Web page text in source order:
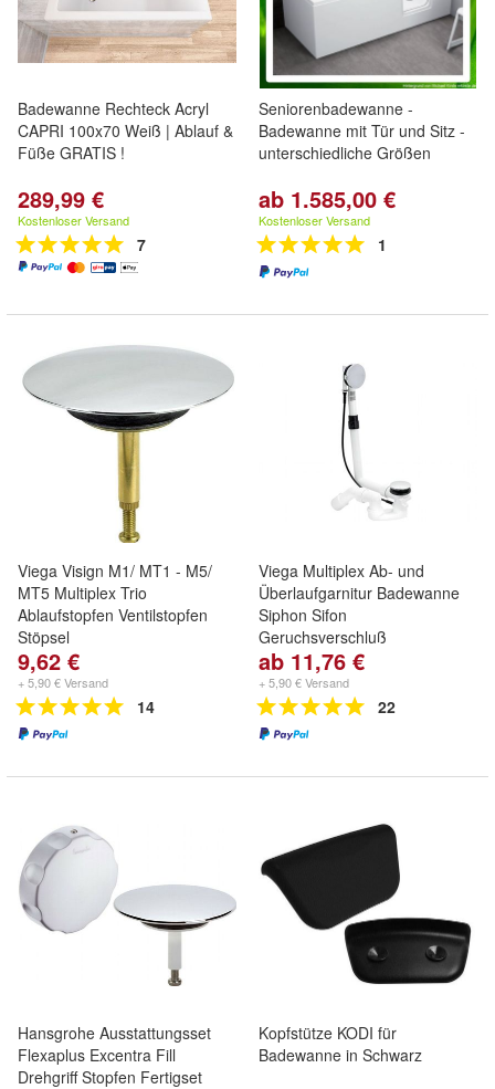
Badewanne Rechteck Acryl
CAPRI 100x70 Weiß | Ablauf &
Füße GRATIS !
289,99 €
Kostenloser Versand
7
Seniorenbadewanne -
Badewanne mit Tür und Sitz -
unterschiedliche Größen
ab 1.585,00 €
Kostenloser Versand
1
Viega Visign M1/ MT1 - M5/
MT5 Multiplex Trio
Ablaufstopfen Ventilstopfen
Stöpsel
9,62 €
+ 5,90 € Versand
14
Viega Multiplex Ab- und
Überlaufgarnitur Badewanne
Siphon Sifon
Geruchsverschluß
ab 11,76 €
+ 5,90 € Versand
22
Hansgrohe Ausstattungsset
Flexaplus Excentra Fill
Drehgriff Stopfen Fertigset
Kopfstütze KODI für
Badewanne in Schwarz